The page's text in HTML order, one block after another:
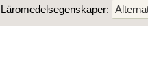
Läromedelsegenskaper: